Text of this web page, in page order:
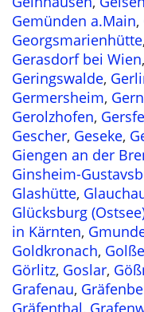
Gemünden a.Main,
Georgsmarienhütte,
Gerasdorf bei Wien,
Geringswalde,
Germersheim,
Gerolzhofen,
Gescher, Geseke,
Giengen an der
Ginsheim-
Glashütte,
Glücksburg
in Kärnten,
Goldkronach,
Görlitz, Goslar,
Grafenau,
Gräfenthal,